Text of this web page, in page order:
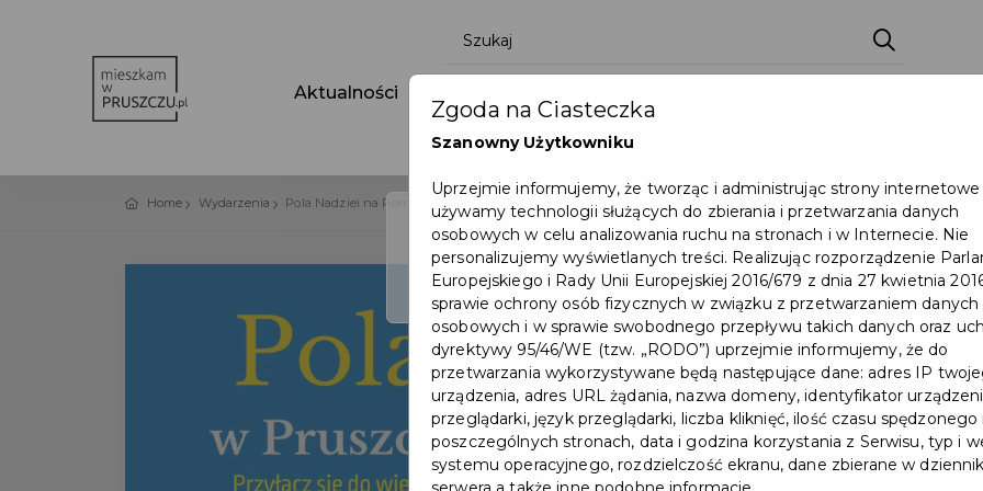
Aktualności
Dokumenty
Home Wydarzenia Pola Nadziei na Pomorzu 2024
Wydarzenie już się zakończyło
Zgoda na Ciasteczka
Szanowny Użytkowniku
Uprzejmie informujemy, że tworząc i administrując strony internetowe
używamy technologii służących do zbierania i przetwarzania danych
osobowych w celu analizowania ruchu na stronach i w Internecie. Nie
personalizujemy wyświetlanych treści. Realizując rozporządzenie
Europejskiego i Rady Unii Europejskiej 2016/679 z dnia 27 kwietnia
sprawie ochrony osób fizycznych w związku z przetwarzaniem danych
osobowych i w sprawie swobodnego przepływu takich danych oraz
dyrektywy 95/46/WE (tzw. „RODO”) uprzejmie informujemy, że do
przetwarzania wykorzystywane będą następujące dane: adres IP
urządzenia, adres URL żądania, nazwa domeny, identyfikator
przeglądarki, język przeglądarki, liczba kliknięć, ilość czasu spędzonego
poszczególnych stronach, data i godzina korzystania z Serwisu, typ i
systemu operacyjnego, rozdzielczość ekranu, dane zbierane w